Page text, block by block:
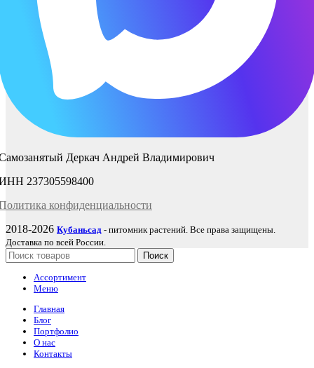
Деркач Андрей Владимирович
237305598400
конфиденциальности
2018-2026 Кубаньсад - питомник растений. Все права защищены.
Доставка по всей России.
Поиск
Ассортимент
Меню
Главная
Блог
Портфолио
О нас
Контакты